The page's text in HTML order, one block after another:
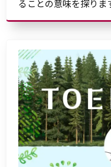
ることの意味を探りま